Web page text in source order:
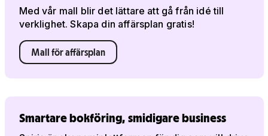
Med vår mall blir det lättare att gå från idé till
verklighet. Skapa din affärsplan gratis!
Mall för affärsplan
Smartare bokföring, smidigare business